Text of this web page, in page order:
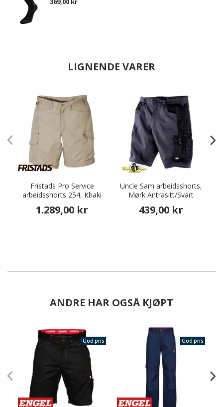
LIGNENDE VARER
Fristads Pro Service
arbeidsshorts 254, Khaki
1.289,00 kr
Uncle Sam arbeidsshorts,
Mørk Antrasitt/Svart
439,00 kr
ANDRE HAR OGSÅ KJØPT
God pris God pris